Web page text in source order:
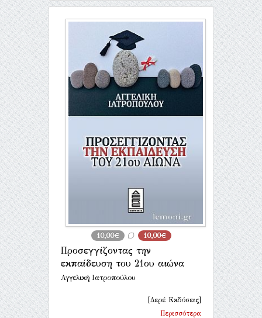
10,00€ 10,00€
Προσεγγίζοντας την
εκπαίδευση του 21ου αιώνα
Αγγελική Ιατροπούλου
[Δερέ Εκδόσεις]
Περισσότερα